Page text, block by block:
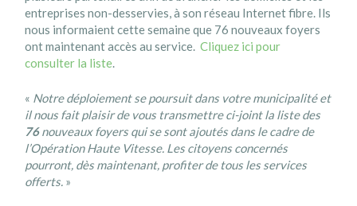
entreprises non-desservies, à son réseau Internet fibre. Ils
nous informaient cette semaine que 76 nouveaux foyers
ont maintenant accès au service.Cliquez ici pour
consulter la liste.
« Notre déploiement se poursuit dans votre municipalité et
il nous fait plaisir de vous transmettre ci-joint la liste des
76nouveaux foyers qui se sont ajoutés dans le cadre de
l’Opération Haute Vitesse. Les citoyens concernés
pourront, dès maintenant, profiter de tous les services
offerts. »